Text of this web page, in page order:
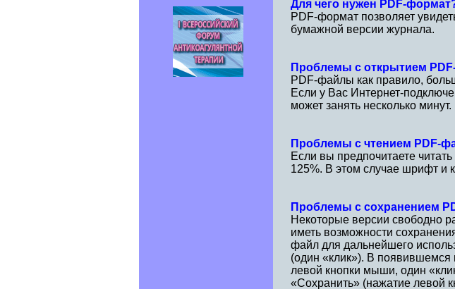
Для чего нужен PDF-
PDF-формат позволяет
бумажной версии журнала.
Проблемы с открытием
PDF-файлы как правило,
Если у Вас Интернет-
может занять несколько минут.
Проблемы с чтением PDF-
Если вы предпочитаете
125%. В этом случае шрифт и
Проблемы с сохранением
Некоторые версии свободно
иметь возможности
файл для дальнейшего
(один «клик»). В появившемся
левой кнопки мыши, один
«Сохранить» (нажатие левой